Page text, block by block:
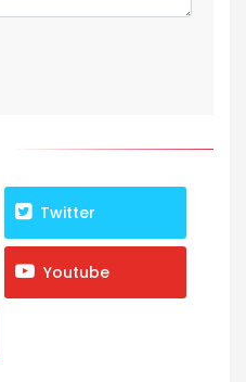
Twitter
Youtube